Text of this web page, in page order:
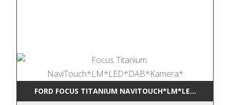
FORD FOCUS TITANIUM